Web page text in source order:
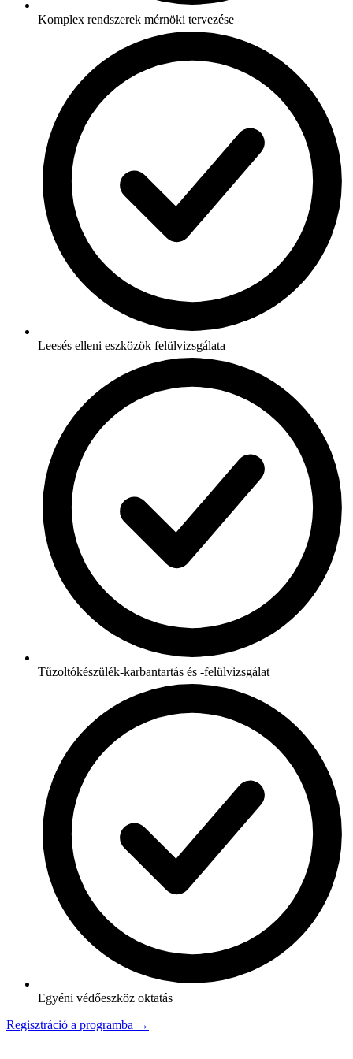
Komplex rendszerek mérnöki tervezése
Leesés elleni eszközök felülvizsgálata
Tűzoltókészülék-karbantartás és -felülvizsgálat
Egyéni védőeszköz oktatás
Regisztráció a programba →